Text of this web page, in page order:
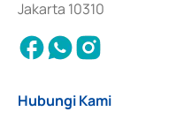
Jakarta 10310
Hubungi Kami